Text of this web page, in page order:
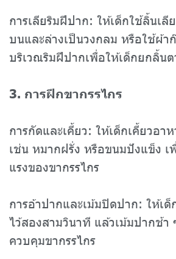
การเลียริมฝีปาก: ให้เด็กใช้ลิ้นเ
บนและล่างเป็นวงกลม หรือใช้ผ้า
บริเวณริมฝีปากเพื่อให้เด็กยกลิ้น
3. การฝึกขากรรไกร
การกัดและเคี้ยว: ให้เด็กเคี้ยวอา
เช่น หมากฝรั่ง หรือขนมปังแข็ง เ
แรงของขากรรไกร
การอ้าปากและเม้มปิดปาก: ให้เด็
ไว้สองสามวินาที แล้วเม้มปากช้า
ควบคุมขากรรไกร